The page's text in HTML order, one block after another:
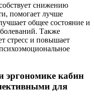
снижению
помогает лучше
общее состояние и
Также
стресс и повышает
эргономике кабин
для